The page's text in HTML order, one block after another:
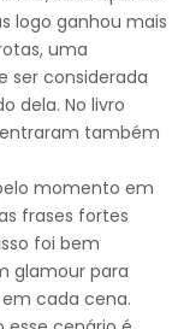
logo ganhou mais
uma
ser considerada
dela. No livro
também
momento em
frases fortes
foi bem
glamour para
cada cena.